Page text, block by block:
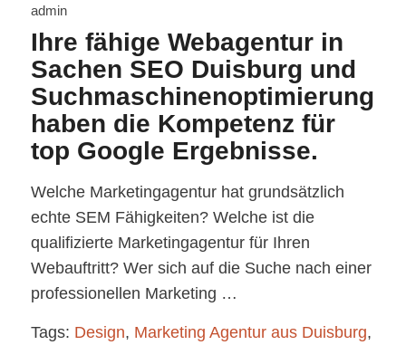
admin
Ihre fähige Webagentur in
Sachen SEO Duisburg und
Suchmaschinenoptimierung
haben die Kompetenz für
top Google Ergebnisse.
Welche Marketingagentur hat grundsätzlich
echte SEM Fähigkeiten? Welche ist die
qualifizierte Marketingagentur für Ihren
Webauftritt? Wer sich auf die Suche nach einer
professionellen Marketing …
Tags: Design, Marketing Agentur aus Duisburg,